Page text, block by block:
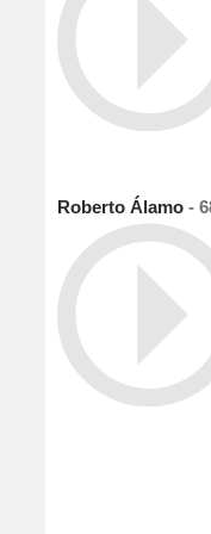
Roberto Álamo -